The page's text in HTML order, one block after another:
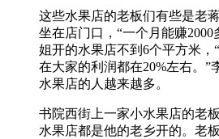
这些水果店的老板们有些是老
坐在店门口，“一个月能赚
姐开的水果店不到6个平方米，
在大家的利润都在20%左右。”
水果店的人越来越多。
书院西街上一家小水果店的老
水果店都是他的老乡开的。老